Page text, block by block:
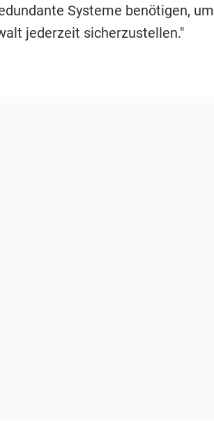
Systeme benötigen, um
jederzeit sicherzustellen."